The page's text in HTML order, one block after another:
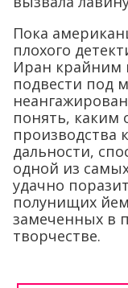
Пока
плохого
Иран крайним
подвести под
понять, каким
производства
дальности,
одной из
удачно
полунищих
замеченных в
творчестве.